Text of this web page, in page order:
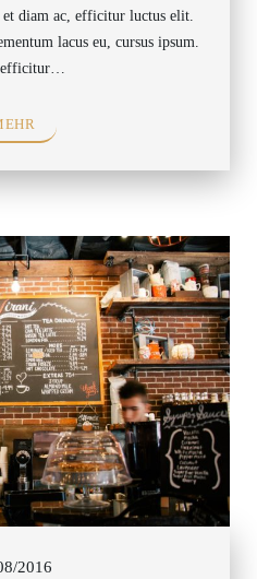
diam ac, efficitur luctus elit.
lacus eu, cursus ipsum.
efficitur…
2016